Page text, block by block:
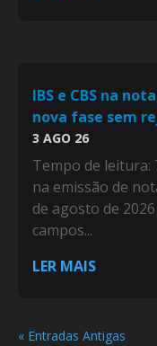
IBS e CBS na
nova fase sem
3 AGO 26
Tempo de leitura:
na emissão de
de agosto de
campos...
LER MAIS
« Entradas Antigas